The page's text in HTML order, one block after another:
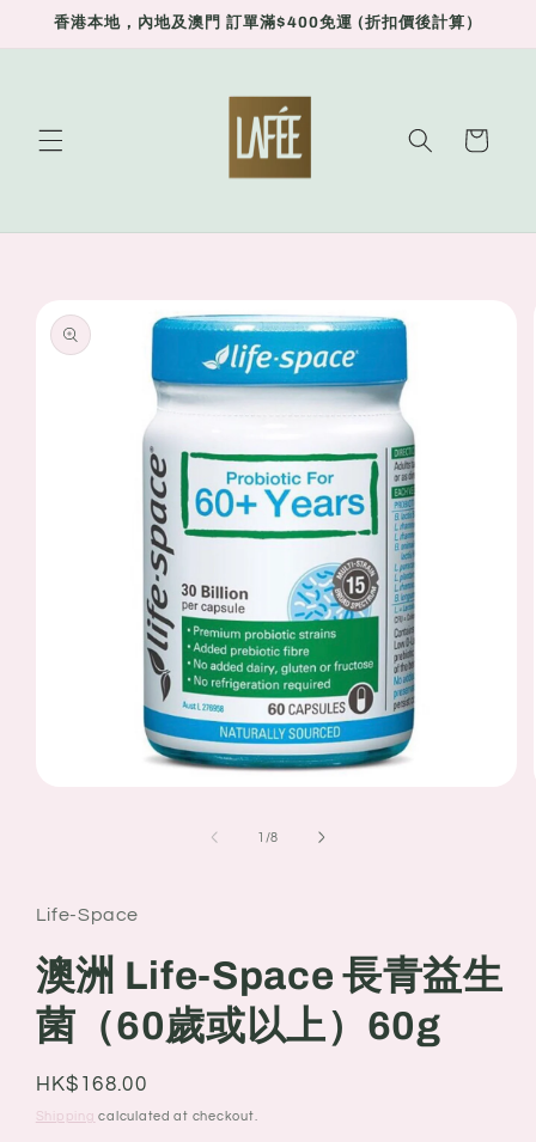
Skip to
香港本地，內地及澳門 訂單滿$400免運 (折扣價後計算）
Cart
product
information
1 /of
8
Life-Space
澳洲 Life-Space 長青益生
菌（60歲或以上）60g
Regular
price
HK$168.00
Shipping calculated at checkout.